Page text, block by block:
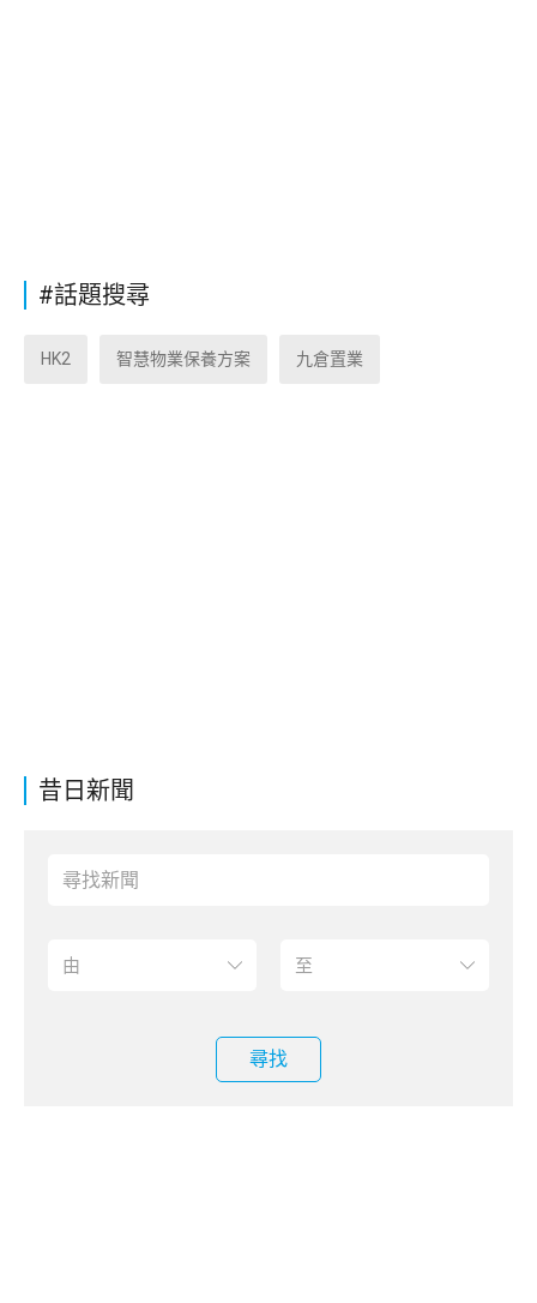
昔日新聞
尋找
#話題搜尋
HK2 智慧物業保養方案 九倉置業